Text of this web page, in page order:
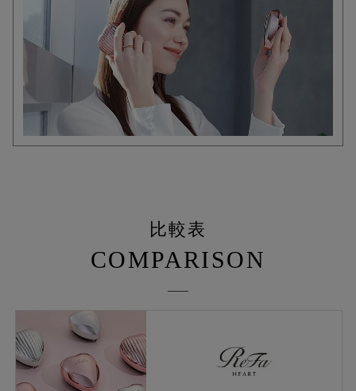
比較表
COMPARISON